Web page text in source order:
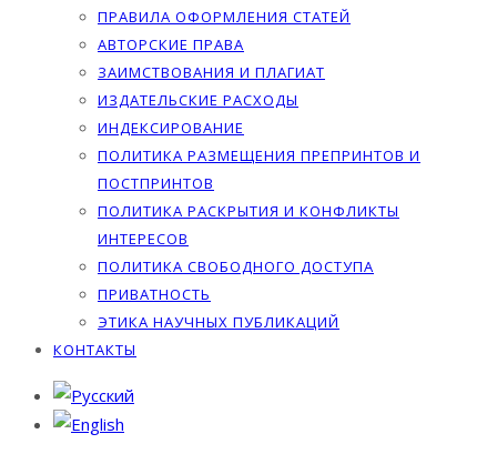
ПРАВИЛА ОФОРМЛЕНИЯ СТАТЕЙ
АВТОРСКИЕ ПРАВА
ЗАИМСТВОВАНИЯ И ПЛАГИАТ
ИЗДАТЕЛЬСКИЕ РАСХОДЫ
ИНДЕКСИРОВАНИЕ
ПОЛИТИКА РАЗМЕЩЕНИЯ ПРЕПРИНТОВ И
ПОСТПРИНТОВ
ПОЛИТИКА РАСКРЫТИЯ И КОНФЛИКТЫ
ИНТЕРЕСОВ
ПОЛИТИКА СВОБОДНОГО ДОСТУПА
ПРИВАТНОСТЬ
ЭТИКА НАУЧНЫХ ПУБЛИКАЦИЙ
КОНТАКТЫ